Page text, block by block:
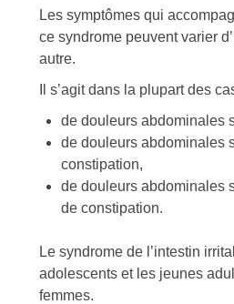
Les symptômes qui
ce syndrome peuvent varier
autre.
Il s’agit dans la plupart des
de douleurs abdominales
de douleurs abdominales
constipation,
de douleurs abdominales
de constipation.
Le syndrome de l’intestin
adolescents et les jeunes
femmes.